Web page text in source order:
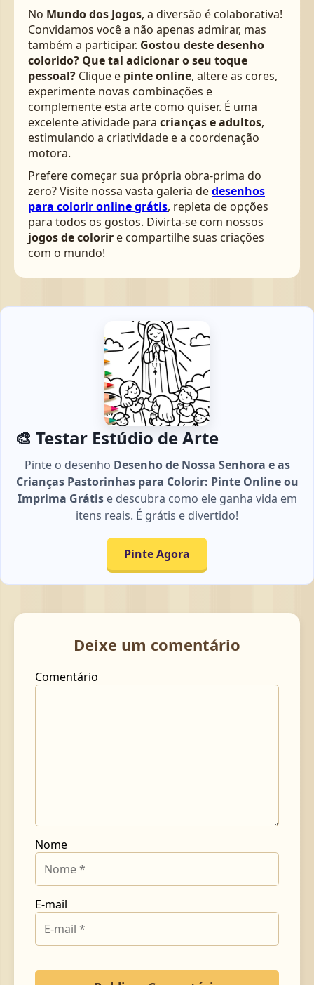
No Mundo dos Jogos, a diversão é colaborativa!
Convidamos você a não apenas admirar, mas
também a participar. Gostou deste desenho
colorido? Que tal adicionar o seu toque
pessoal? Clique e pinte online, altere as cores,
experimente novas combinações e
complemente esta arte como quiser. É uma
excelente atividade para crianças e adultos,
estimulando a criatividade e a coordenação
motora.
Prefere começar sua própria obra-prima do
zero? Visite nossa vasta galeria dedesenhos
para colorir online grátis, repleta de opções
para todos os gostos. Divirta-se com nossos
jogos de colorir e compartilhe suas criações
com o mundo!
🎨 Testar Estúdio de Arte
Pinte o desenho Desenho de Nossa Senhora e as
Crianças Pastorinhas para Colorir: Pinte Online ou
Imprima Grátise descubra como ele ganha vida em
itens reais. É grátis e divertido!
Pinte Agora
Deixe um comentário
Comentário
Nome
E-mail